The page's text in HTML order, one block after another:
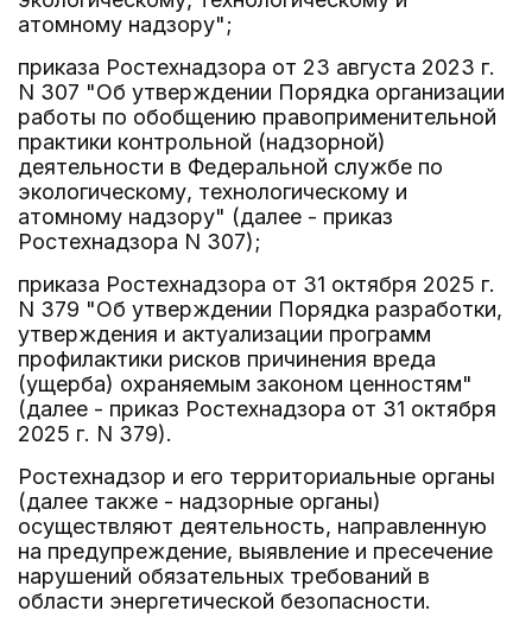
атомному надзору";
приказа Ростехнадзора от 23 августа 2023 г.
N 307 "Об утверждении Порядка организации
работы по обобщению правоприменительной
практики контрольной (надзорной)
деятельности в Федеральной службе по
экологическому, технологическому и
атомному надзору" (далее - приказ
Ростехнадзора N 307);
приказа Ростехнадзора от 31 октября 2025 г.
N 379 "Об утверждении Порядка разработки,
утверждения и актуализации программ
профилактики рисков причинения вреда
(ущерба) охраняемым законом ценностям"
(далее - приказ Ростехнадзора от 31 октября
2025 г. N 379).
Ростехнадзор и его территориальные органы
(далее также - надзорные органы)
осуществляют деятельность, направленную
на предупреждение, выявление и пресечение
нарушений обязательных требований в
области энергетической безопасности.